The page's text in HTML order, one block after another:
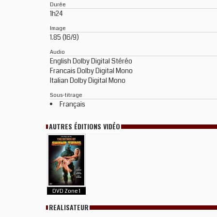
Durée
1h24
Image
1.85 (16/9)
Audio
English Dolby Digital Stéréo
Francais Dolby Digital Mono
Italian Dolby Digital Mono
Sous-titrage
Français
AUTRES ÉDITIONS VIDÉO
DVD Zone 1
REALISATEUR